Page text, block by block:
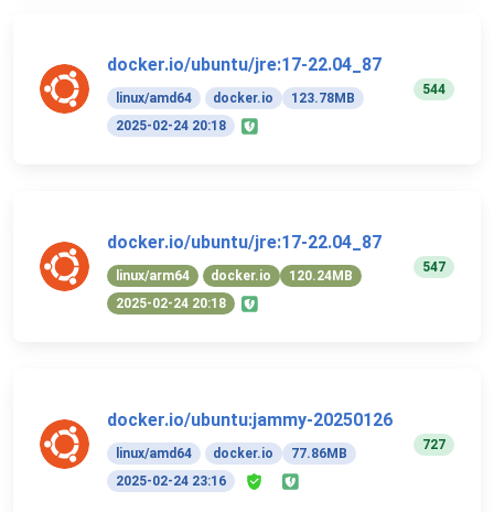
docker.io/ubuntu/jre:17-22.04_87
linux/amd64 docker.io
123.78MB
2025-02-24 20:18
544
docker.io/ubuntu/jre:17-22.04_87
linux/arm64 docker.io
120.24MB
2025-02-24 20:18
547
docker.io/ubuntu:jammy-20250126
linux/amd64 docker.io
77.86MB
2025-02-24 23:16
727